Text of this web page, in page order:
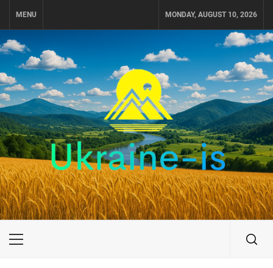
MENU MONDAY, AUGUST 10, 2026
UKRAINE-IS
ПУТЕШЕСТВИЕ ПО УКРАИНЕ
Primary